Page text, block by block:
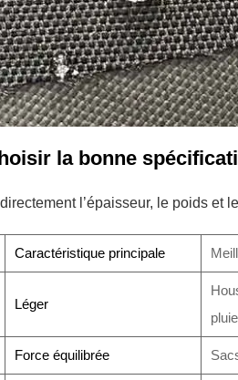
la bonne
l’épaisseur, le poids et
Caractéristique principale
Léger
pluie
Force équilibrée